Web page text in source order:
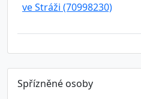
ve Stráži (70998230)
Spřízněné osoby